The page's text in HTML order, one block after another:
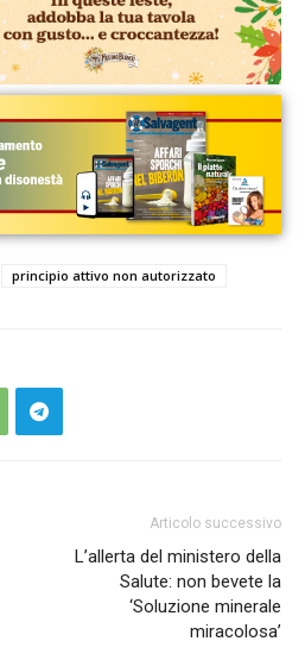
principio attivo non autorizzato
Articolo successivo
L’allerta del ministero della
Salute: non bevete la
‘Soluzione minerale
miracolosa’